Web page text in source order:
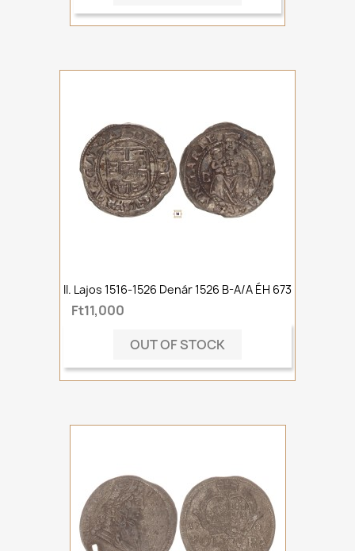
II. Lajos 1516-1526 Denár 1526 B-A/A ÉH 673
Ft11,000
OUT OF STOCK